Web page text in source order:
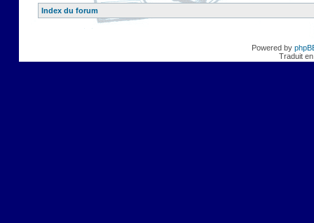
Index du forum
Powered by
Traduit